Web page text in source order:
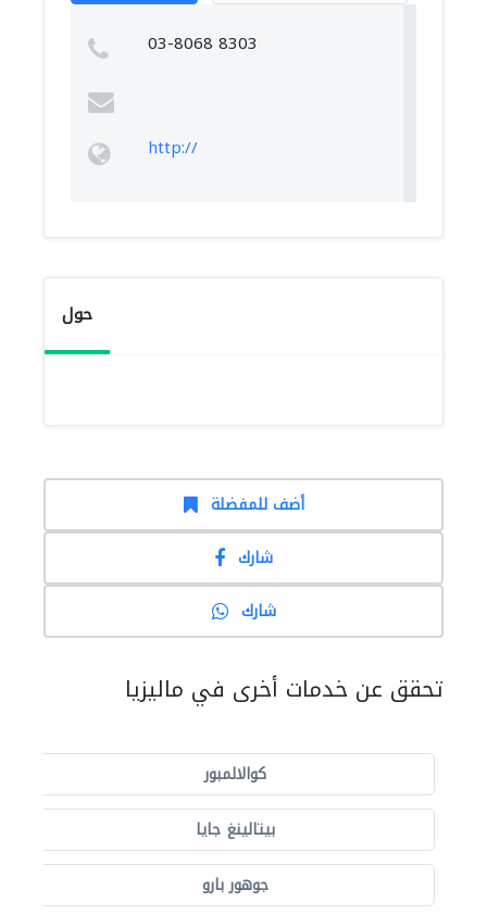
03-8068 8303
http://
حول
أضف للمفضلة
شارك
شارك
تحقق عن خدمات أخرى في ماليزيا
كوالالمبور
بيتالينغ جايا
جوهور بارو